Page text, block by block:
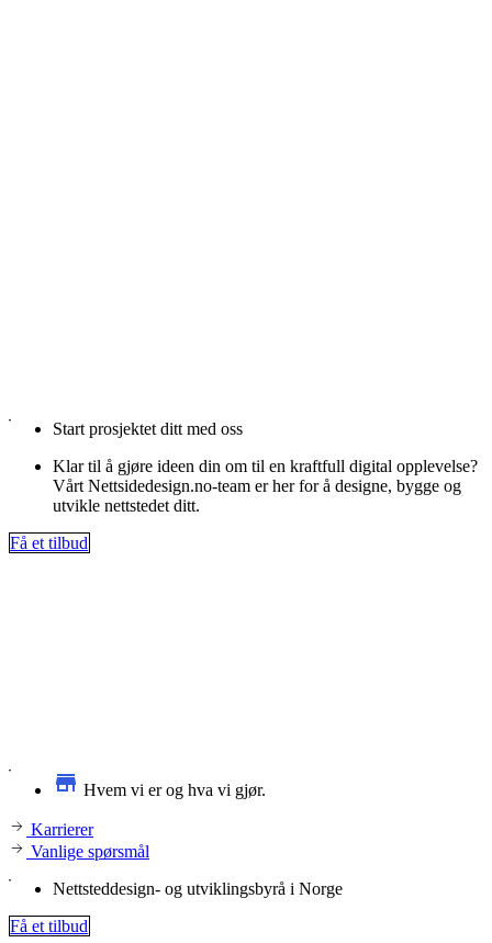
Start prosjektet ditt med oss
Klar til å gjøre ideen din om til en kraftfull digital opplevelse?
Vårt Nettsidedesign.no-team er her for å designe, bygge og
utvikle nettstedet ditt.
Få et tilbud
Hvem vi er og hva vi gjør.
Karrierer
Vanlige spørsmål
Nettsteddesign- og utviklingsbyrå i Norge
Få et tilbud